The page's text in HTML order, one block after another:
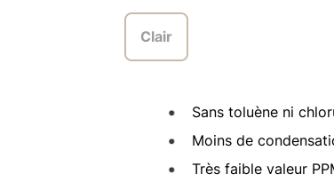
Clair
Sans toluène ni
Moins de
Très faible valeur